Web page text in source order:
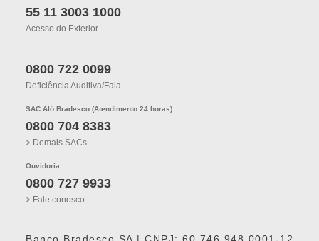
55 11 3003 1000
Acesso do Exterior
0800 722 0099
Deficiência Auditiva/fala
SAC Alô Bradesco (Atendimento 24 horas)
0800 704 8383
Demais SACs
Ouvidoria
0800 727 9933
Fale conosco